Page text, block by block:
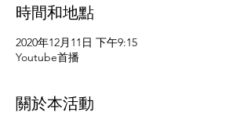
時間和地點
2020年12月11日 下午9:15
Youtube首播
關於本活動